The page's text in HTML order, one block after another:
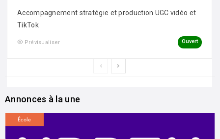
Accompagnement stratégie et production UGC vidéo et
TikTok
Prévisualiser Ouvert
Annonces à la une
École